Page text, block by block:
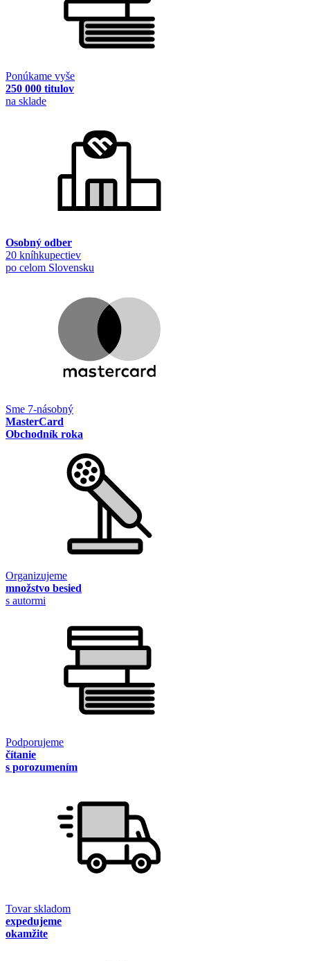
Ponúkame vyše
250 000 titulov
na sklade
Osobný odber
20 kníhkupectiev
po celom Slovensku
Sme 7-násobný
MasterCard
Obchodník roka
Organizujeme
množstvo besied
s autormi
Podporujeme
čítanie
s porozumením
Tovar skladom
expedujeme
okamžite